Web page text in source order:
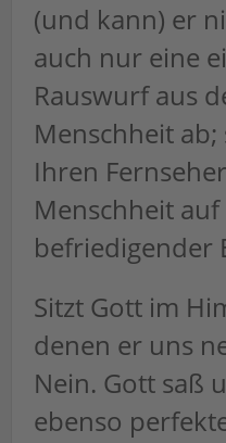
(und kann) er
auch nur eine
Rauswurf aus
Menschheit
Ihren
Menschheit
befriedigender
Sitzt Gott im
denen er uns
Nein. Gott saß
ebenso